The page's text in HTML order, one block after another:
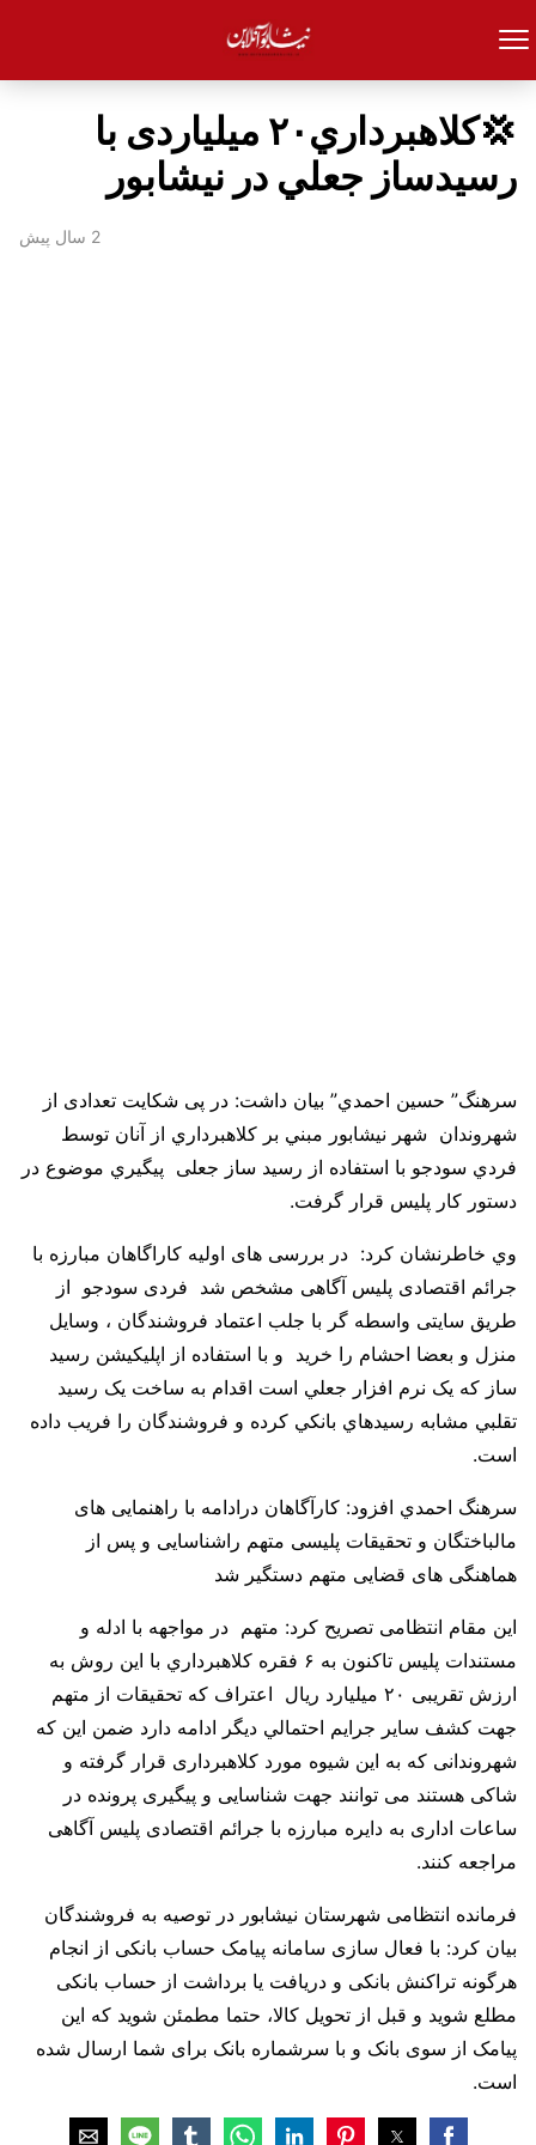
💢كلاهبرداري۲۰ میلیاردی با
رسيدساز جعلي در نيشابور
2 سال پیش
سرهنگ” حسين احمدي” بیان داشت: در پی شکایت تعدادی از
شهروندان شهر نیشابور مبني بر کلاهبرداري از آنان توسط
فردي سودجو با استفاده از رسید ساز جعلی پيگيري موضوع در
دستور کار پلیس قرار گرفت.
وي خاطرنشان کرد: در بررسی های اولیه کاراگاهان مبارزه با
جرائم اقتصادی پلیس آگاهی مشخص شد فردی سودجو از
طریق سایتی واسطه گر با جلب اعتماد فروشندگان ، وسایل
منزل و بعضا احشام را خرید و با استفاده از اپلیکیشن رسید
ساز که یک نرم افزار جعلي است اقدام به ساخت یک رسید
تقلبي مشابه رسيدهاي بانکي کرده و فروشندگان را فریب داده
است.
سرهنگ احمدي افزود: کارآگاهان درادامه با راهنمایی های
مالباختگان و تحقیقات پلیسی متهم راشناسایی و پس از
هماهنگی های قضایی متهم دستگیر شد
این مقام انتظامی تصریح کرد: متهم در مواجهه با ادله و
مستندات پلیس تاکنون به ۶ فقره کلاهبرداري با اين روش به
ارزش تقریبی ۲۰ میلیارد ریال اعتراف که تحقیقات از متهم
جهت کشف سایر جرایم احتمالي دیگر ادامه دارد ضمن این که
شهروندانی که به این شیوه مورد کلاهبرداری قرار گرفته و
شاکی هستند می توانند جهت شناسایی و پیگیری پرونده در
ساعات اداری به دایره مبارزه با جرائم اقتصادی پلیس آگاهی
مراجعه کنند.
فرمانده انتظامی شهرستان نیشابور در توصیه به فروشندگان
بیان کرد: با فعال سازی سامانه پیامک حساب بانکی از انجام
هرگونه تراکنش بانکی و دریافت یا برداشت از حساب بانکی
مطلع شوید و قبل از تحویل کالا، حتما مطمئن شوید که این
پیامک از سوی بانک و با سرشماره بانک برای شما ارسال شده
است.